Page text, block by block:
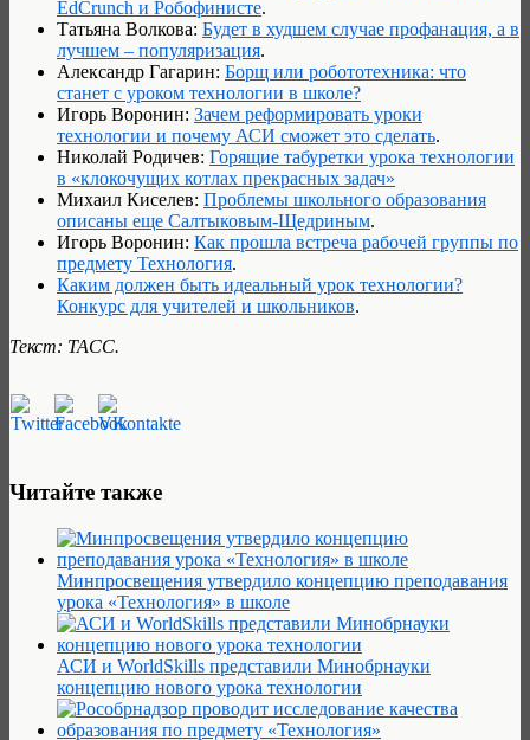
EdCrunch и Робофинисте.
Татьяна Волкова: Будет в худшем случае профанация, а в
лучшем – популяризация.
Александр Гагарин: Борщ или робототехника: что
станет с уроком технологии в школе?
Игорь Воронин: Зачем реформировать уроки
технологии и почему АСИ сможет это сделать.
Николай Родичев: Горящие табуретки урока технологии
в «клокочущих котлах прекрасных задач»
Михаил Киселев: Проблемы школьного образования
описаны еще Салтыковым-Щедриным.
Игорь Воронин: Как прошла встреча рабочей группы по
предмету Технология.
Каким должен быть идеальный урок технологии?
Конкурс для учителей и школьников.
Текст: ТАСС.
Читайте также
Минпросвещения утвердило концепцию преподавания
урока «Технология» в школе
АСИ и WorldSkills представили Минобрнауки
концепцию нового урока технологии